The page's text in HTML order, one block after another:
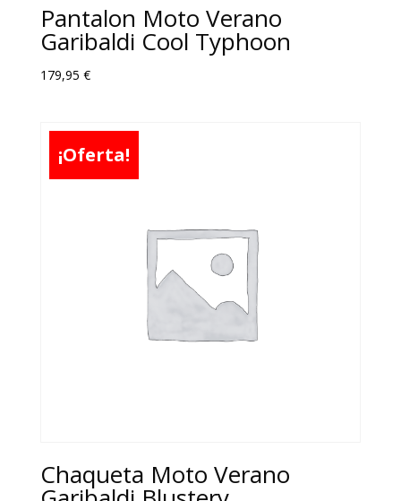
Pantalon Moto Verano
Garibaldi Cool Typhoon
179,95 €
¡Oferta!
Chaqueta Moto Verano